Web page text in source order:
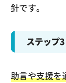
針です。
ステップ
助言や支援を